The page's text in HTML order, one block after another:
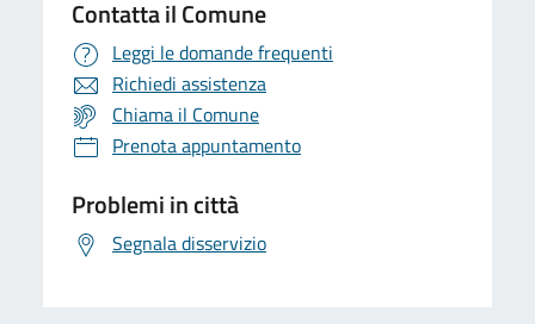
Contatta il Comune
Leggi le domande frequenti
Richiedi assistenza
Chiama il Comune
Prenota appuntamento
Problemi in città
Segnala disservizio